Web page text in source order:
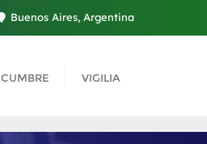
Buenos Aires, Argentina
CUMBRE VIGILIA